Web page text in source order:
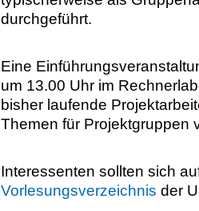
durchgeführt.
Eine
um 13.00 Uhr im
bisher laufende
Themen für Projektgruppen
Interessenten sollten sich
Vorlesungsverzeichnis der